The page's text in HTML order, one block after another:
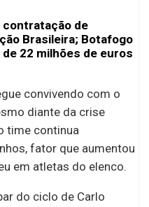
contratação de
Brasileira; Botafogo
22 milhões de euros
convivendo com o
diante da crise
time continua
fator que aumentou
em atletas do elenco.
do ciclo de Carlo